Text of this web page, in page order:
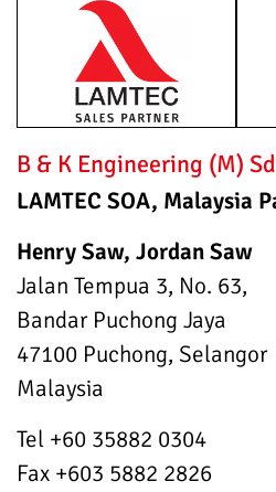
B & K Engineering (M)
LAMTEC SOA, Malaysia
Henry Saw, Jordan Saw
Jalan Tempua 3, No. 63,
Bandar Puchong Jaya
47100 Puchong, Selangor
Malaysia
Tel +60 35882 0304
Fax +603 5882 2826